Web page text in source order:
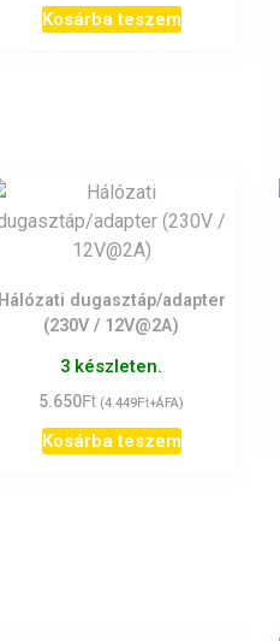
Kosárba teszem
Hálózati dugasztáp/adapter
(230V / 12V@2A)
3 készleten.
5.650Ft (4.449Ft+ÁFA)
Kosárba teszem